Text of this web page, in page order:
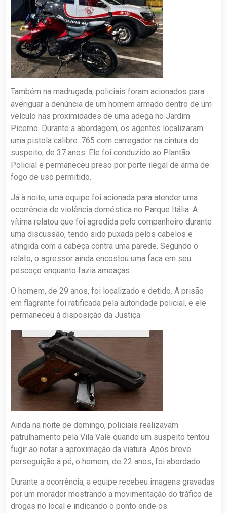
Também na madrugada, policiais foram acionados para
averiguar a denúncia de um homem armado dentro de um
veículo nas proximidades de uma adega no Jardim
Picerno. Durante a abordagem, os agentes localizaram
uma pistola calibre .765 com carregador na cintura do
suspeito, de 37 anos. Ele foi conduzido ao Plantão
Policial e permaneceu preso por porte ilegal de arma de
fogo de uso permitido.
Já à noite, uma equipe foi acionada para atender uma
ocorrência de violência doméstica no Parque Itália. A
vítima relatou que foi agredida pelo companheiro durante
uma discussão, tendo sido puxada pelos cabelos e
atingida com a cabeça contra uma parede. Segundo o
relato, o agressor ainda encostou uma faca em seu
pescoço enquanto fazia ameaças.
O homem, de 29 anos, foi localizado e detido. A prisão
em flagrante foi ratificada pela autoridade policial, e ele
permaneceu à disposição da Justiça.
Ainda na noite de domingo, policiais realizavam
patrulhamento pela Vila Vale quando um suspeito tentou
fugir ao notar a aproximação da viatura. Após breve
perseguição a pé, o homem, de 22 anos, foi abordado.
Durante a ocorrência, a equipe recebeu imagens gravadas
por um morador mostrando a movimentação do tráfico de
drogas no local e indicando o ponto onde os